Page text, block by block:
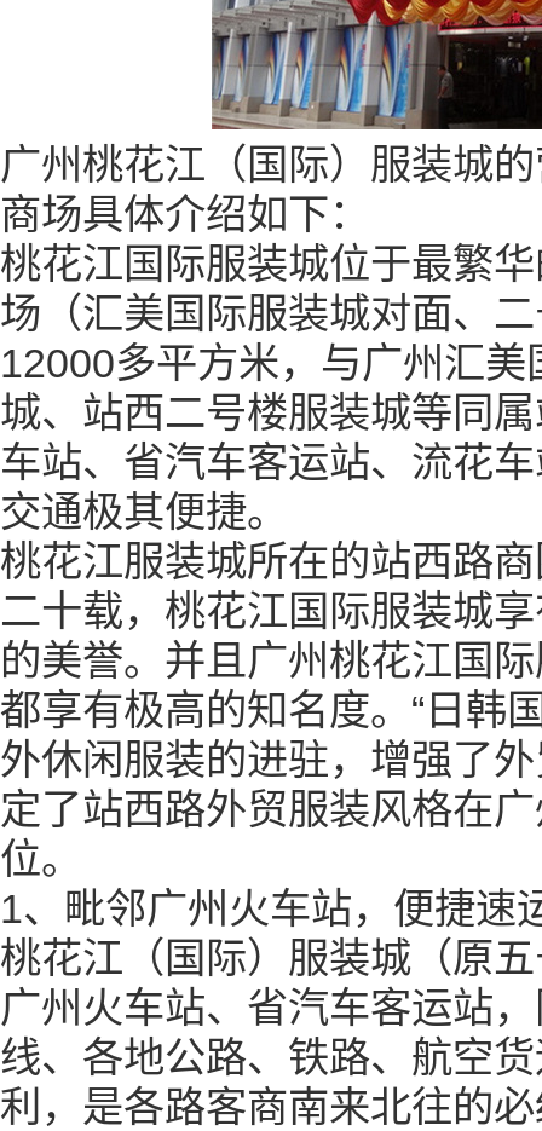
广州桃花江（国际）服装城
商场具体介绍如下：
桃花江国际服装城位于最繁
场（汇美国际服装城对面、
12000多平方米，与广州汇
城、站西二号楼服装城等同
车站、省汽车客运站、流花
交通极其便捷。
桃花江服装城所在的站西路
二十载，桃花江国际服装城
的美誉。并且广州桃花江国
都享有极高的知名度。“日韩
外休闲服装的进驻，增强了
定了站西路外贸服装风格在
位。
1、毗邻广州火车站，便捷速
桃花江（国际）服装城（原
广州火车站、省汽车客运站
线、各地公路、铁路、航空
利，是各路客商南来北往的